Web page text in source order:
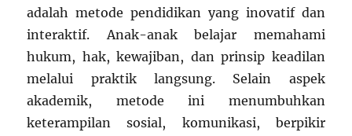
adalah metode pendidikan yang inovatif dan
interaktif. Anak-anak belajar memahami
hukum, hak, kewajiban, dan prinsip keadilan
melalui praktik langsung. Selain aspek
akademik, metode ini menumbuhkan
keterampilan sosial, komunikasi, berpikir